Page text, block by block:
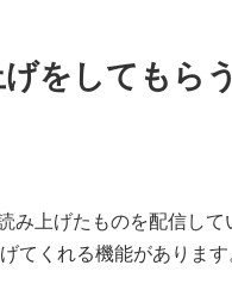
をしてもら
み上げたものを配信して
てくれる機能があります